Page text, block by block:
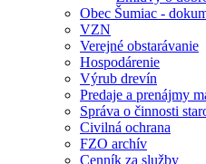
Obec Šumiac -
VZN
Verejné obstarávanie
Hospodárenie
Výrub drevín
Predaje a prenájmy
Správa o činnosti
Civilná ochrana
FZO archív
Cenník za služby